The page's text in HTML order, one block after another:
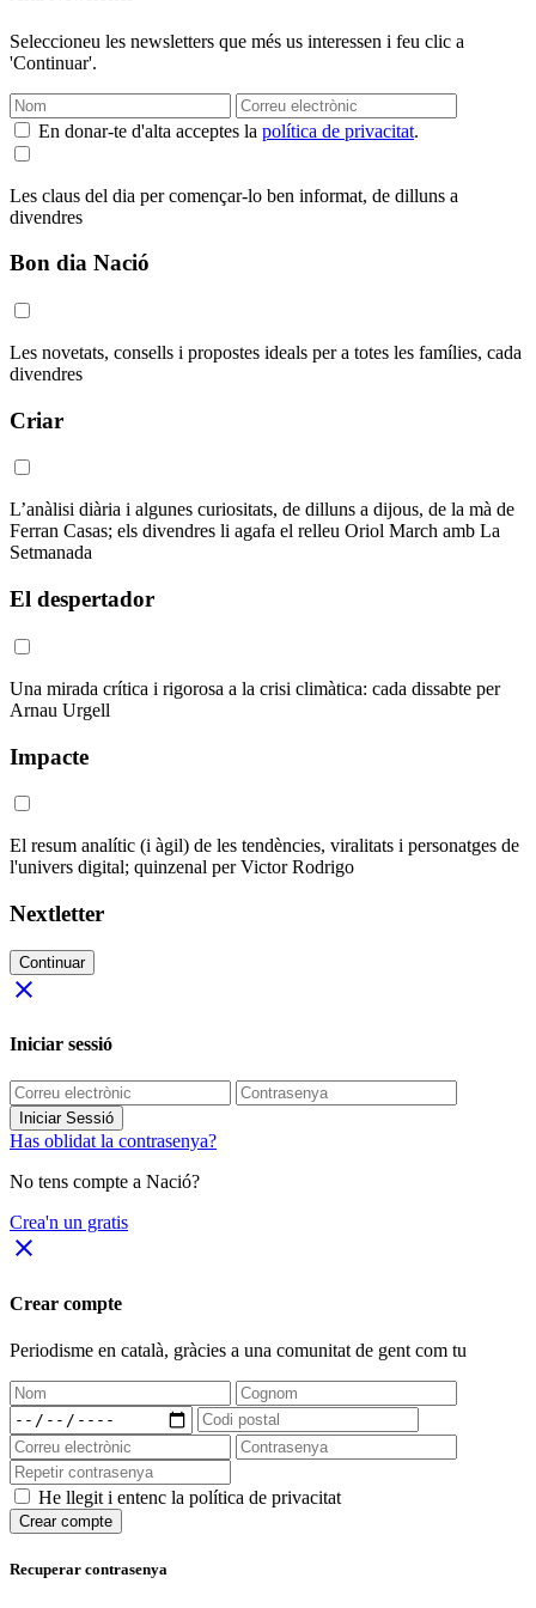
Seleccioneu les newsletters que més us interessen i feu clic a
'Continuar'.
En donar-te d'alta acceptes la política de privacitat.
Les claus del dia per començar-lo ben informat, de dilluns a
divendres
Bon dia Nació
Les novetats, consells i propostes ideals per a totes les famílies, cada
divendres
Criar
L’anàlisi diària i algunes curiositats, de dilluns a dijous, de la mà de
Ferran Casas; els divendres li agafa el relleu Oriol March amb La
Setmanada
El despertador
Una mirada crítica i rigorosa a la crisi climàtica: cada dissabte per
Arnau Urgell
Impacte
El resum analític (i àgil) de les tendències, viralitats i personatges de
l'univers digital; quinzenal per Victor Rodrigo
Nextletter
Continuar
close
Iniciar sessió
Iniciar Sessió
Has oblidat la contrasenya?
No tens compte a Nació?
Crea'n un gratis
close
Crear compte
Periodisme en català, gràcies a una comunitat de gent com tu
He llegit i entenc la política de privacitat
Crear compte
Recuperar contrasenya